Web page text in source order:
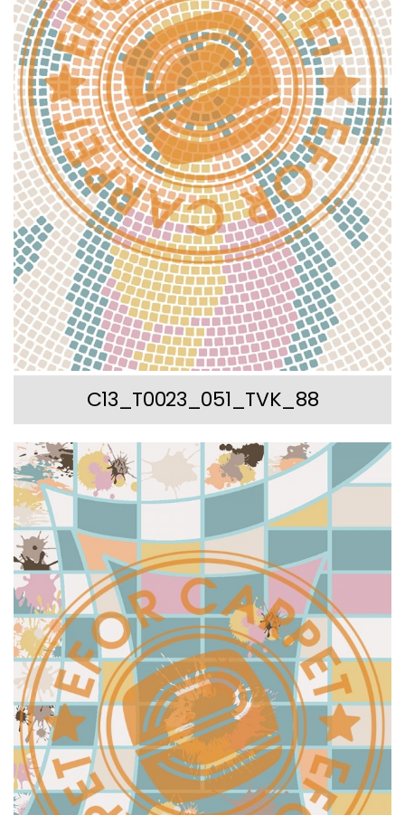
C13_T0023_051_TVK_88